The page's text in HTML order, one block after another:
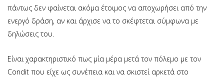
πάντως δεν φαίνεται ακόμα έτοιμος να αποχωρήσει από την
ενεργό δράση, αν και άρχισε να το σκέφτεται σύμφωνα με
δηλώσεις του.
Είναι χαρακτηριστικό πως μία μέρα μετά τον πόλεμο με τον
Condit που είχε ως συνέπεια και να σκιστεί αρκετά στο